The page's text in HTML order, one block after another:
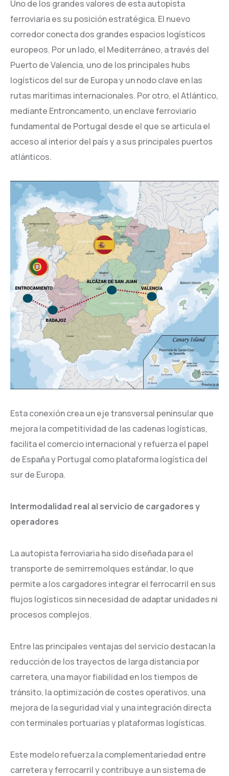
Uno de los grandes valores de esta autopista
ferroviaria es su posición estratégica. El nuevo
corredor conecta dos grandes espacios logísticos
europeos. Por un lado, el Mediterráneo, a través del
Puerto de Valencia, uno de los principales hubs
logísticos del sur de Europa y un nodo clave en las
rutas marítimas internacionales. Por otro, el Atlántico,
mediante Entroncamento, un enclave ferroviario
fundamental de Portugal desde el que se articula el
acceso al interior del país y a sus principales puertos
atlánticos.
Esta conexión crea un eje transversal peninsular que
mejora la competitividad de las cadenas logísticas,
facilita el comercio internacional y refuerza el papel
de España y Portugal como plataforma logística del
sur de Europa.
Intermodalidad real al servicio de cargadores y
operadores
La autopista ferroviaria ha sido diseñada para el
transporte de semirremolques estándar, lo que
permite a los cargadores integrar el ferrocarril en sus
flujos logísticos sin necesidad de adaptar unidades ni
procesos complejos.
Entre las principales ventajas del servicio destacan la
reducción de los trayectos de larga distancia por
carretera, una mayor fiabilidad en los tiempos de
tránsito, la optimización de costes operativos, una
mejora de la seguridad vial y una integración directa
con terminales portuarias y plataformas logísticas.
Este modelo refuerza la complementariedad entre
carretera y ferrocarril y contribuye a un sistema de